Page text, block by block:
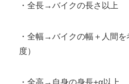
・全長→バイクの長さ以上
・全幅→バイクの幅＋人間を
度）